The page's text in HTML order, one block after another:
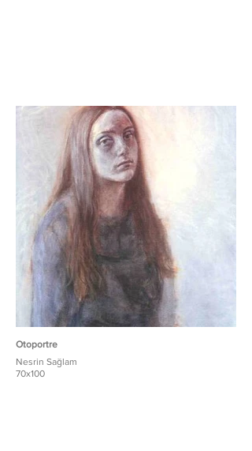
Otoportre
Nesrin Sağlam
70x100